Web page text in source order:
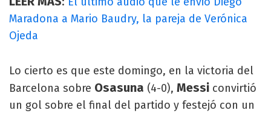
Maradona a Mario Baudry, la pareja de Verónica
Ojeda
Lo cierto es que este domingo, en la victoria del
Barcelona sobre Osasuna (4-0), Messi convirtió
un gol sobre el final del partido y festejó con un